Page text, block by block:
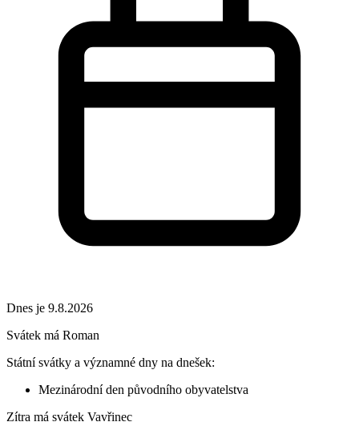
Dnes je 9.8.2026
Svátek má Roman
Státní svátky a významné dny na dnešek:
Mezinárodní den původního obyvatelstva
Zítra má svátek Vavřinec